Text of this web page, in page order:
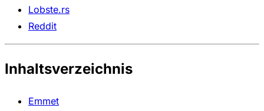
Lobste.rs
Reddit
Inhaltsverzeichnis
Emmet